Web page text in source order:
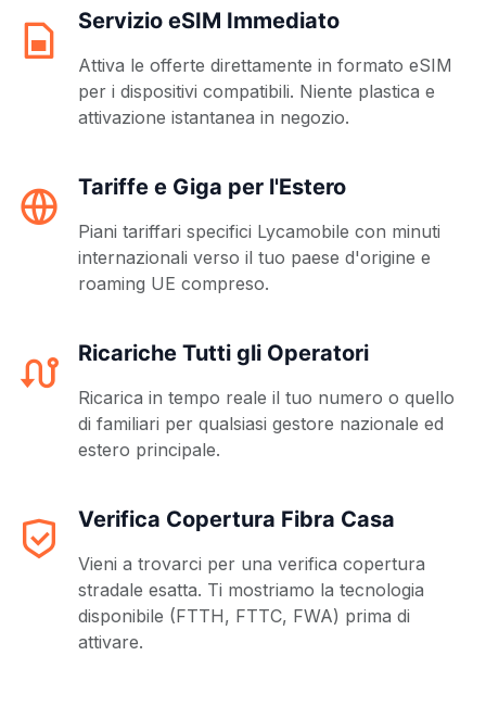
Servizio eSIM Immediato
Attiva le offerte direttamente in formato eSIM
per i dispositivi compatibili. Niente plastica e
attivazione istantanea in negozio.
Tariffe e Giga per l'Estero
Piani tariffari specifici Lycamobile con minuti
internazionali verso il tuo paese d'origine e
roaming UE compreso.
Ricariche Tutti gli Operatori
Ricarica in tempo reale il tuo numero o quello
di familiari per qualsiasi gestore nazionale ed
estero principale.
Verifica Copertura Fibra Casa
Vieni a trovarci per una verifica copertura
stradale esatta. Ti mostriamo la tecnologia
disponibile (FTTH, FTTC, FWA) prima di
attivare.